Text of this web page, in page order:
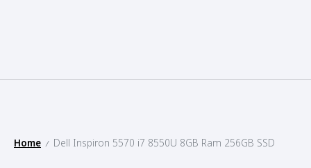
Home / Dell Inspiron 5570 i7 8550U 8GB Ram 256GB SSD